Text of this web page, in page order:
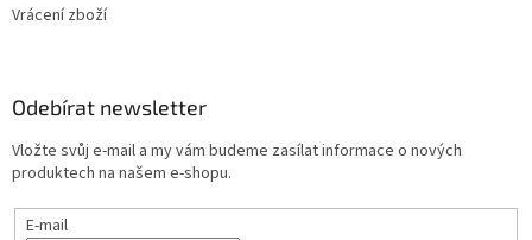
Vrácení zboží
Odebírat newsletter
Vložte svůj e-mail a my vám budeme zasílat informace o nových
produktech na našem e-shopu.
E-mail